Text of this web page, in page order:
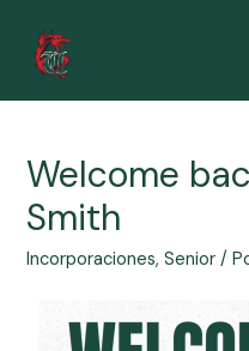
Welcome
Smith
Incorporaciones,Senior /